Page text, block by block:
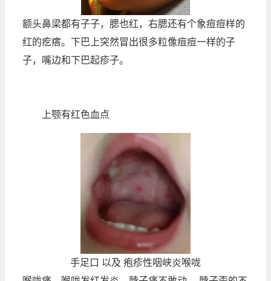
额头鼻梁都有子子，腮也红，右腮还有个象痘痘样的
红的疙瘩。下巴上突然冒出很多粒像痘痘一样的子
子，嘴边和下巴起疹子。
上颚有红色血点
手足口 以及 疱疹性咽峡炎喉咙